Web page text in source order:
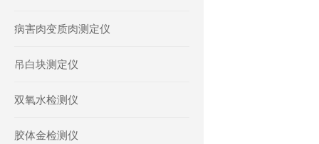
病害肉变质肉测定仪
吊白块测定仪
双氧水检测仪
胶体金检测仪